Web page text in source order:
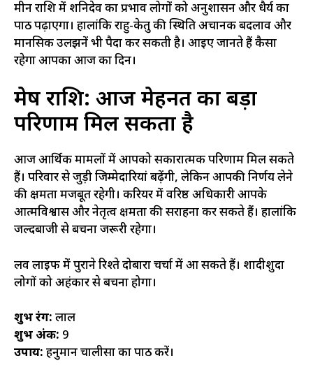
मीन राशि में शनिदेव का प्रभाव लोगों को अनुशासन और धैर्य का
पाठ पढ़ाएगा। हालांकि राहु-केतु की स्थिति अचानक बदलाव और
मानसिक उलझनें भी पैदा कर सकती है। आइए जानते हैं कैसा
रहेगा आपका आज का दिन।
मेष राशि: आज मेहनत का बड़ा
परिणाम मिल सकता है
आज आर्थिक मामलों में आपको सकारात्मक परिणाम मिल सकते
हैं। परिवार से जुड़ी जिम्मेदारियां बढ़ेंगी, लेकिन आपकी निर्णय लेने
की क्षमता मजबूत रहेगी। करियर में वरिष्ठ अधिकारी आपके
आत्मविश्वास और नेतृत्व क्षमता की सराहना कर सकते हैं। हालांकि
जल्दबाजी से बचना जरूरी रहेगा।
लव लाइफ में पुराने रिश्ते दोबारा चर्चा में आ सकते हैं। शादीशुदा
लोगों को अहंकार से बचना होगा।
शुभ रंग: लाल
शुभ अंक: 9
उपाय: हनुमान चालीसा का पाठ करें।